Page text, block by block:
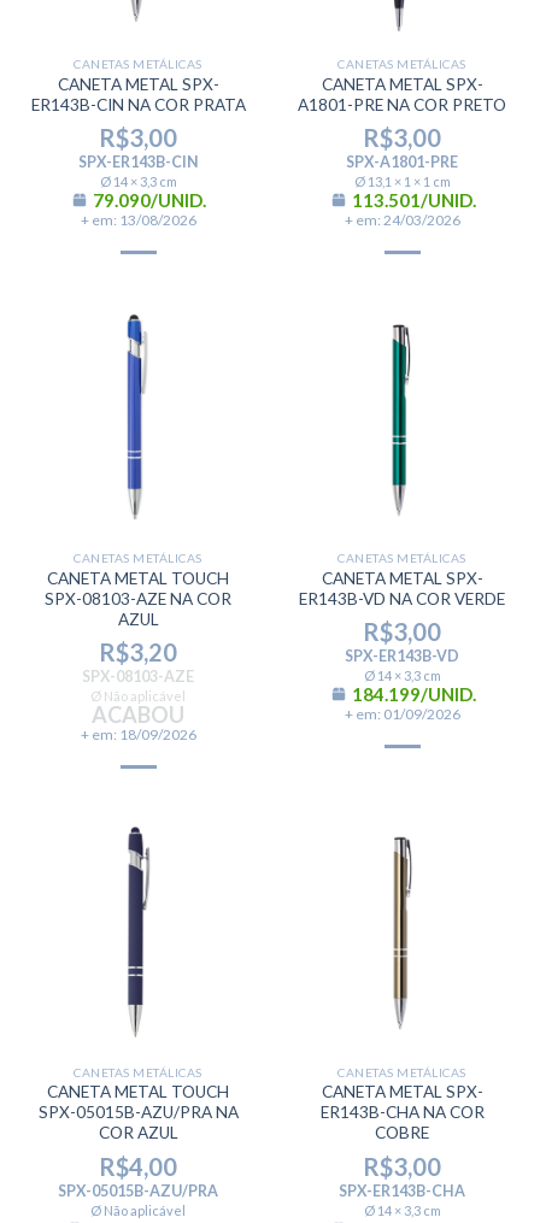
CANETAS METÁLICAS
CANETA METAL SPX-
ER143B-CIN NA COR PRATA
R$3,00
SPX-ER143B-CIN
Ø 14 × 3,3 cm
79.090/UNID.
+ em: 13/08/2026
CANETAS METÁLICAS
CANETA METAL SPX-
A1801-PRE NA COR PRETO
R$3,00
SPX-A1801-PRE
Ø 13,1 × 1 × 1 cm
113.501/UNID.
+ em: 24/03/2026
CANETAS METÁLICAS
CANETA METAL TOUCH
SPX-08103-AZE NA COR
AZUL
R$3,20
SPX-08103-AZE
Ø Não aplicável
ACABOU
+ em: 18/09/2026
CANETAS METÁLICAS
CANETA METAL SPX-
ER143B-VD NA COR VERDE
R$3,00
SPX-ER143B-VD
Ø 14 × 3,3 cm
184.199/UNID.
+ em: 01/09/2026
CANETAS METÁLICAS
CANETA METAL TOUCH
SPX-05015B-AZU/PRA NA
COR AZUL
R$4,00
SPX-05015B-AZU/PRA
Ø Não aplicável
CANETAS METÁLICAS
CANETA METAL SPX-
ER143B-CHA NA COR
COBRE
R$3,00
SPX-ER143B-CHA
Ø 14 × 3,3 cm